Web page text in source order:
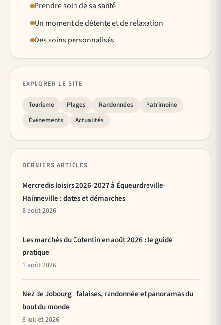
Prendre soin de sa santé
Un moment de détente et de relaxation
Des soins personnalisés
EXPLORER LE SITE
Tourisme Plages Randonnées
Patrimoine
Événements
Actualités
DERNIERS ARTICLES
Mercredis loisirs 2026-2027 à Équeurdreville-
Hainneville : dates et démarches
8 août 2026
Les marchés du Cotentin en août 2026 : le guide
pratique
1 août 2026
Nez de Jobourg : falaises, randonnée et panoramas du
bout du monde
6 juillet 2026